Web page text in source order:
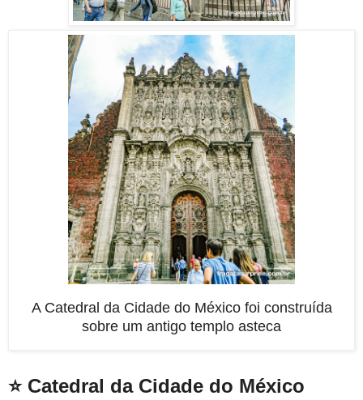
A Catedral da Cidade do México foi construída
sobre um antigo templo asteca
⭐ Catedral da Cidade do México